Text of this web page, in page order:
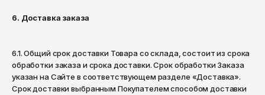
6. Доставка заказа
6.1. Общий срок доставки Товара со склада, состоит из срока
обработки заказа и срока доставки. Срок обработки Заказа
указан на Сайте в соответствующем разделе «Доставка».
Срок доставки выбранным Покупателем способом доставки